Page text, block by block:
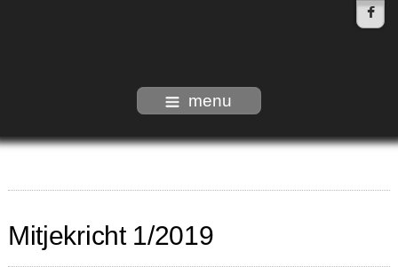
menu
Mitjekricht 1/2019